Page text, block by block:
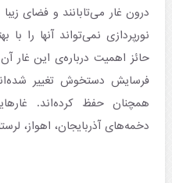
درون غار می‌تابانند و فضای
نورپردازی نمی‌تواند آنها را
حائز اهمیت درباره‌ی این غار
فرسایش دستخوش تغییر
همچنان حفظ کرده‌اند.
دخمه‌های آذربایجان، اهواز،